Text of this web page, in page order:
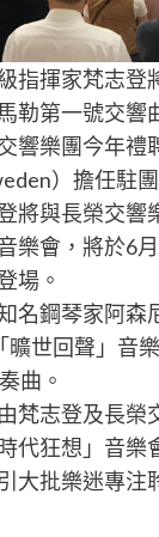
指揮家梵志登
勒第一號交響
響樂團今年禮
）擔任駐
將與長榮交響
樂會，將於6
場。
名鋼琴家阿森
曠世回聲」音
曲。
梵志登及長榮
代狂想」音樂
大批樂迷專注